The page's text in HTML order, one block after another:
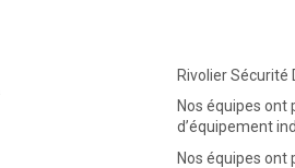
Rivolier Sécurité
Nos équipes ont
d’équipement
Nos équipes ont